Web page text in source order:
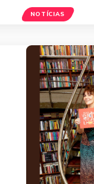
NOTÍCIAS